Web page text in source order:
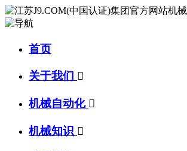
首页
关于我们 
机械自动化 
机械知识 